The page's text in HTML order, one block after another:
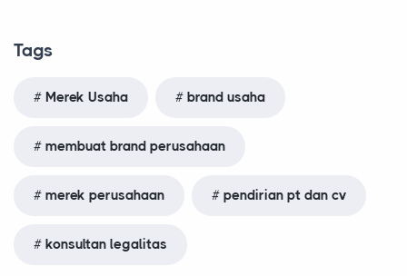
Tags
Merek Usaha brand usaha
membuat brand perusahaan
merek perusahaan pendirian pt dan cv
konsultan legalitas